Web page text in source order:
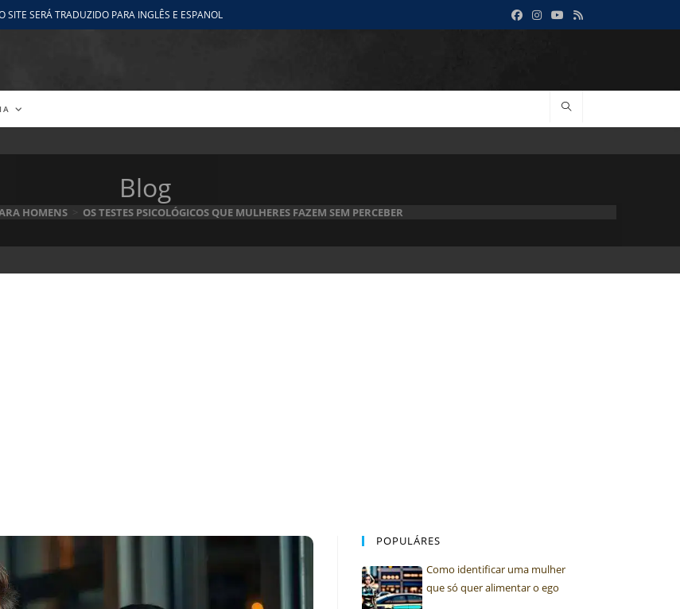
SERÁ TRADUZIDO PARA INGLÊS E ESPANOL
Blog
HOMENS OS TESTES PSICOLÓGICOS QUE MULHERES FAZEM SEM PERCEBER
POPULÁRES
Como identificar uma mulher
que só quer alimentar o ego